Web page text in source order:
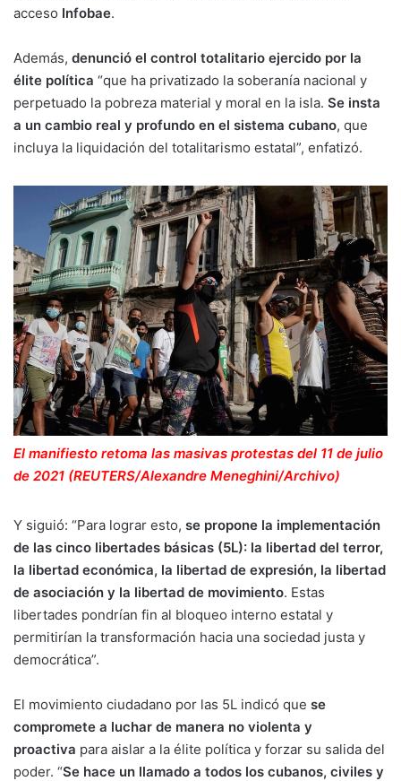
acceso Infobae.
Además, denunció el control totalitario ejercido por la
élite política “que ha privatizado la soberanía nacional y
perpetuado la pobreza material y moral en la isla. Se insta
a un cambio real y profundo en el sistema cubano, que
incluya la liquidación del totalitarismo estatal”, enfatizó.
El manifiesto retoma las masivas protestas del 11 de julio
de 2021 (REUTERS/Alexandre Meneghini/Archivo)
Y siguió: “Para lograr esto, se propone la implementación
de las cinco libertades básicas (5L): la libertad del terror,
la libertad económica, la libertad de expresión, la libertad
de asociación y la libertad de movimiento. Estas
libertades pondrían fin al bloqueo interno estatal y
permitirían la transformación hacia una sociedad justa y
democrática”.
El movimiento ciudadano por las 5L indicó que se
compromete a luchar de manera no violenta y
proactiva para aislar a la élite política y forzar su salida del
poder. “Se hace un llamado a todos los cubanos, civiles y